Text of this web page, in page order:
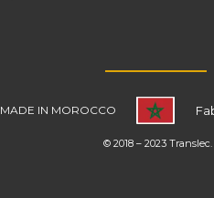
MADE IN MOROC​​CO
© 2018 – 2023